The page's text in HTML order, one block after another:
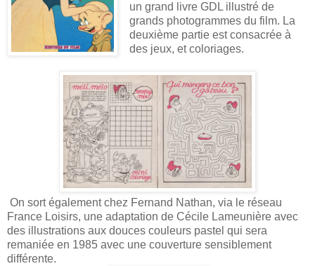
un grand livre GDL illustré de
grands photogrammes du film. La
deuxième partie est consacrée à
des jeux, et coloriages.
On sort également chez Fernand Nathan, via le réseau
France Loisirs, une adaptation de Cécile Lameunière avec
des illustrations aux douces couleurs pastel qui sera
remaniée en 1985 avec une couverture sensiblement
différente.